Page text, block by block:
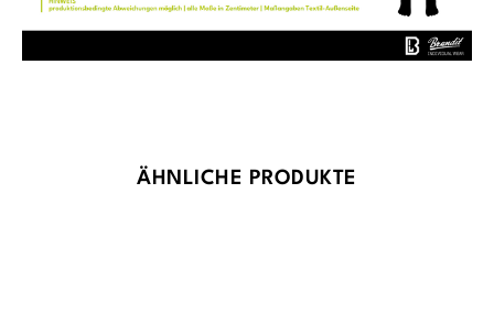
Produktgalerie überspringen
ÄHNLICHE PRODUKTE